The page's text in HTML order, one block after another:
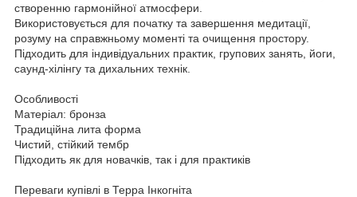
створенню гармонійної атмосфери.
Використовується для початку та завершення медитації,
розуму на справжньому моменті та очищення простору.
Підходить для індивідуальних практик, групових занять, йоги,
саунд-хілінгу та дихальних технік.
Особливості
Матеріал: бронза
Традиційна лита форма
Чистий, стійкий тембр
Підходить як для новачків, так і для практиків
Переваги купівлі в Терра Інкогніта